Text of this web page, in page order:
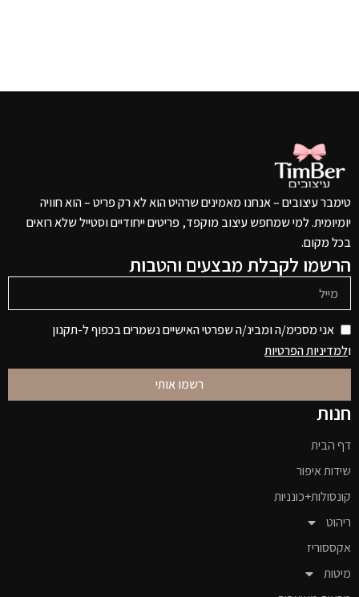
טימבר עיצובים – אנחנו מאמינים שרהיט הוא לא רק פריט – הוא חוויה
יומיומית. למי שמחפש עיצוב מוקפד, פריטים ייחודיים וסטייל שלא רואים
בכל מקום.
הרשמו לקבלת מבצעים והטבות
אני מסכימ/ה ומבינ/ה שפרטי האישיים נשמרים בכפוף ל-תקנון
ולמדיניות הפרטיות
רשמו אותי
חנות
דף הבית
שידות איפור
קונסולות+כונניות
ריהוט
אקססוריז
מיטות